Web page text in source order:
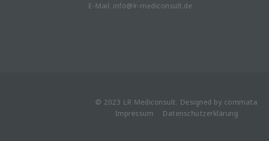
E-Mail: info@lr-mediconsult.de
© 2023 LR Mediconsult. Designed by commata
Impressum
Datenschutzerklärung